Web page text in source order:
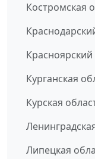
Костромская
Красноярский
Курганская
Курская
Липецкая